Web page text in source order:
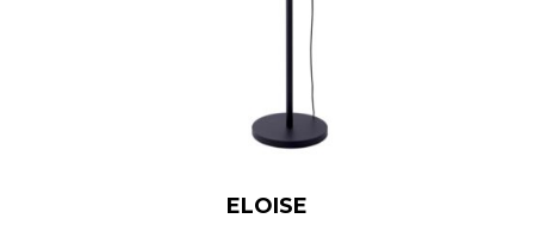
ELOISE